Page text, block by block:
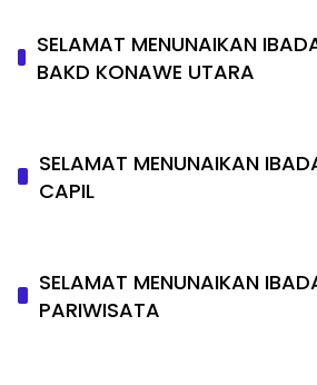
SELAMAT MENUNAIKAN
BAKD KONAWE UTARA
SELAMAT MENUNAIKAN
CAPIL
SELAMAT MENUNAIKAN
PARIWISATA